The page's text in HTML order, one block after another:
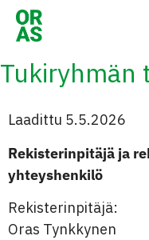
Tukiryhmän
Laadittu 5.5.2026
Rekisterinpitäjä ja
yhteyshenkilö
Rekisterinpitäjä:
Oras Tynkkynen